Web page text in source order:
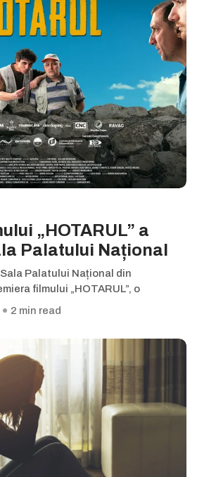
„HOTARUL” a
Palatului Național
Palatului Național din
filmului „HOTARUL”, o
2 min read